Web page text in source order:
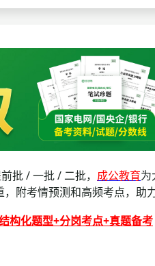
分数线
年真题
/ 一批 / 二批， 成公教育为
附考情预测和高频考点，助
构化题型+分岗考点+真题备考